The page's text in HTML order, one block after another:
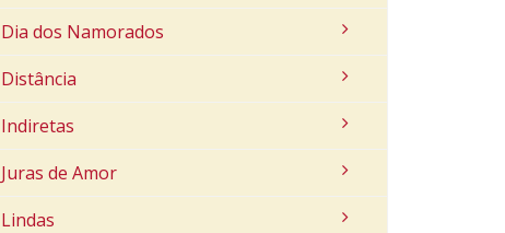
Dia dos Namorados
Distância
Indiretas
Juras de Amor
Lindas